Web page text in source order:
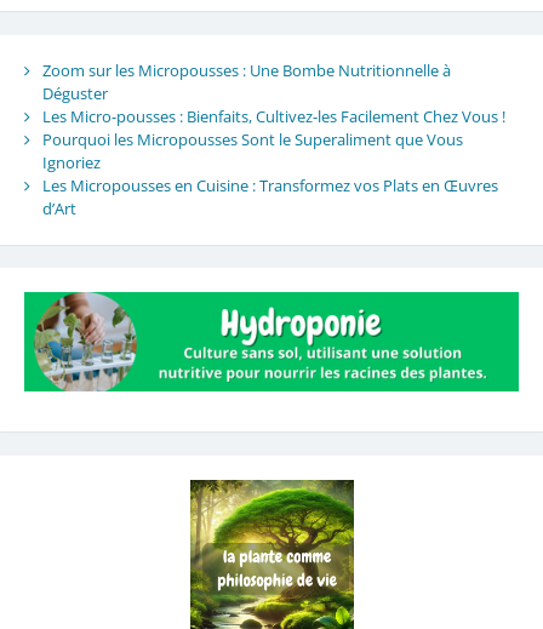
Zoom sur les Micropousses : Une Bombe Nutritionnelle à
Déguster
Les Micro-pousses : Bienfaits, Cultivez-les Facilement Chez Vous !
Pourquoi les Micropousses Sont le Superaliment que Vous
Ignoriez
Les Micropousses en Cuisine : Transformez vos Plats en Œuvres
d’Art